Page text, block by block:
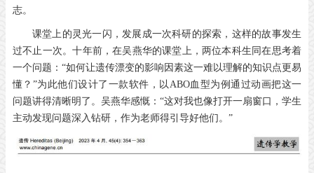
志。
课堂上的灵光一闪，发展成一次科研的探索，这样的故事发生
过不止一次。十年前，在吴燕华的课堂上，两位本科生同在思考着
一个问题：“如何让遗传漂变的影响因素这一难以理解的知识点更易
懂？”为此他们设计了一款软件，以ABO血型为例通过动画把这一
问题讲得清晰明了。吴燕华感慨：“这对我也像打开一扇窗口，学生
主动发现问题深入钻研，作为老师得引导好他们。”